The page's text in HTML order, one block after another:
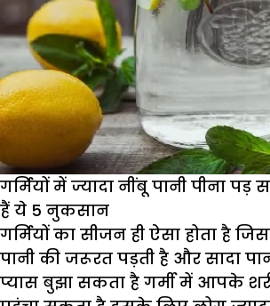
गर्मियों में ज्यादा नींबू पानी पीना पड़
हैं ये 5 नुकसान
गर्मियों का सीजन ही ऐसा होता है
पानी की जरूरत पड़ती है और सादा
प्यास बुझा सकता है गर्मी में आपके